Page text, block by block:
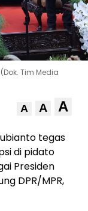
Tim Media
A A A
tegas
di pidato
Presiden
DPR/MPR,